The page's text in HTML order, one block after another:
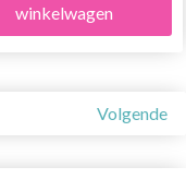
winkelwagen
Volgende